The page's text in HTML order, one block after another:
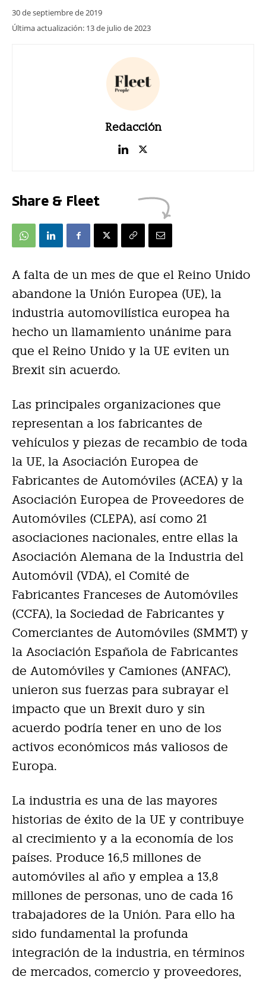
30 de septiembre de 2019
Última actualización: 13 de julio de 2023
Redacción
Share & Fleet
A falta de un mes de que el Reino Unido
abandone la Unión Europea (UE), la
industria automovilística europea ha
hecho un llamamiento unánime para
que el Reino Unido y la UE eviten un
Brexit sin acuerdo.
Las principales organizaciones que
representan a los fabricantes de
vehículos y piezas de recambio de toda
la UE, la Asociación Europea de
Fabricantes de Automóviles (ACEA) y la
Asociación Europea de Proveedores de
Automóviles (CLEPA), así como 21
asociaciones nacionales, entre ellas la
Asociación Alemana de la Industria del
Automóvil (VDA), el Comité de
Fabricantes Franceses de Automóviles
(CCFA), la Sociedad de Fabricantes y
Comerciantes de Automóviles (SMMT) y
la Asociación Española de Fabricantes
de Automóviles y Camiones (ANFAC),
unieron sus fuerzas para subrayar el
impacto que un Brexit duro y sin
acuerdo podría tener en uno de los
activos económicos más valiosos de
Europa.
La industria es una de las mayores
historias de éxito de la UE y contribuye
al crecimiento y a la economía de los
países. Produce 16,5 millones de
automóviles al año y emplea a 13,8
millones de personas, uno de cada 16
trabajadores de la Unión. Para ello ha
sido fundamental la profunda
integración de la industria, en términos
de mercados, comercio y proveedores,